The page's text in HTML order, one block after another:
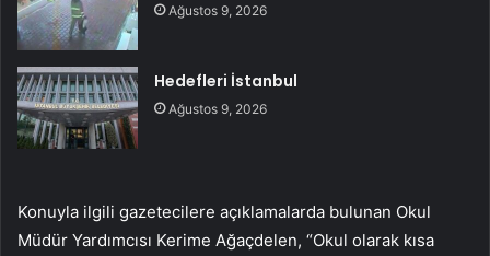
Ağustos 9, 2026
Hedefleri İstanbul
Ağustos 9, 2026
Konuyla ilgili gazetecilere açıklamalarda bulunan Okul
Müdür Yardımcısı Kerime Ağaçdelen, “Okul olarak kısa